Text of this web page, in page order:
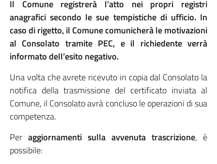
Il Comune registrerà l’atto nei propri registri
anagrafici secondo le sue tempistiche di ufficio. In
caso di rigetto, il Comune comunicherà le motivazioni
al Consolato tramite PEC, e il richiedente verrà
informato dell’esito negativo.
Una volta che avrete ricevuto in copia dal Consolato la
notifica della trasmissione del certificato inviata al
Comune, il Consolato avrà concluso le operazioni di sua
competenza.
Per aggiornamenti sulla avvenuta trascrizione, è
possibile: